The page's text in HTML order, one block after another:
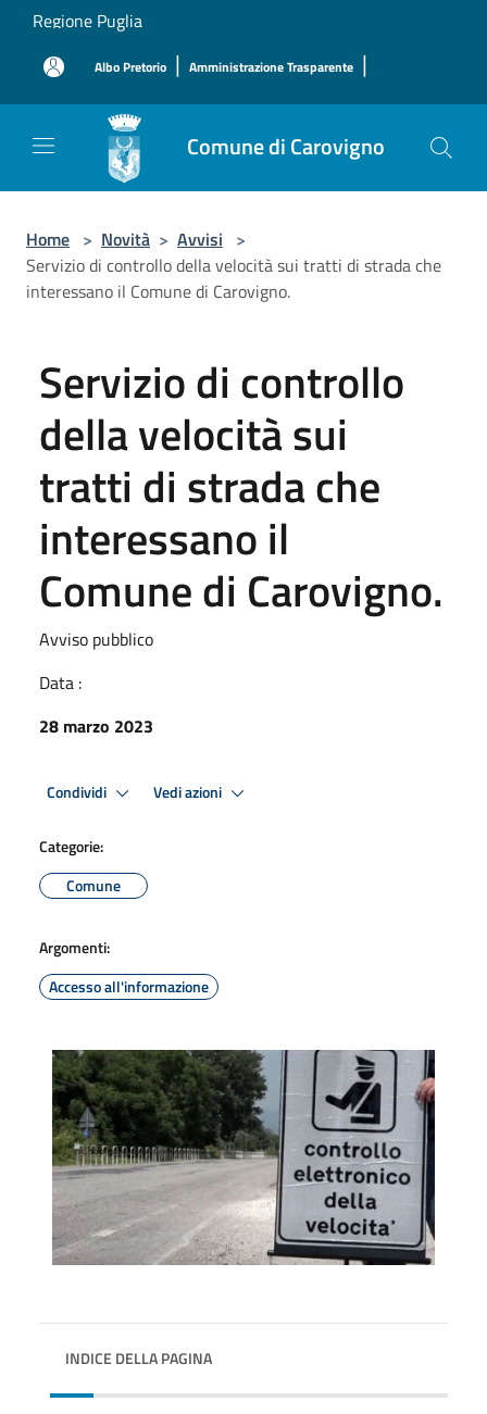
Salta al contenuto principale
Regione Puglia
Albo Pretorio | Amministrazione Trasparente |
Comune di Carovigno
Home > Novità > Avvisi >
Servizio di controllo della velocità sui tratti di strada che
interessano il Comune di Carovigno.
Servizio di controllo
della velocità sui
tratti di strada che
interessano il
Comune di Carovigno.
Avviso pubblico
Data :
28 marzo 2023
Condividi Vedi azioni
Categorie:
Comune
Argomenti:
Accesso all'informazione
INDICE DELLA PAGINA